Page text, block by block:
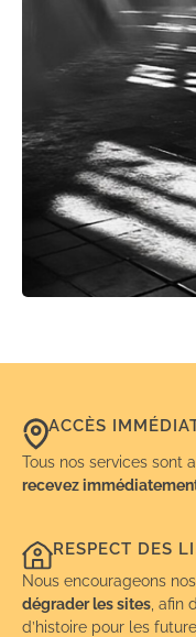
ACCÈS
Tous nos services sont
recevez
RESPECT DES
Nous encourageons
dégrader les sites , afin
d’histoire pour les